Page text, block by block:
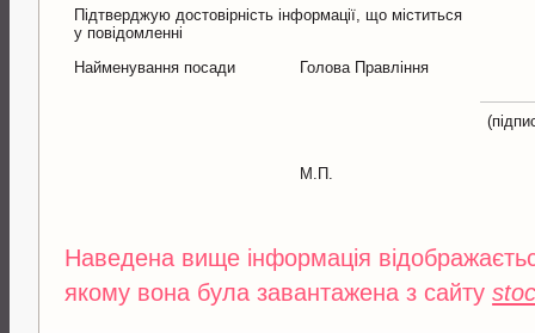
Підтверджую достовірність інформації, що міститься
у повідомленні
Найменування посади
Голова Правління
М.П.
Наведена вище інформація
якому вона була завантажена з сайту